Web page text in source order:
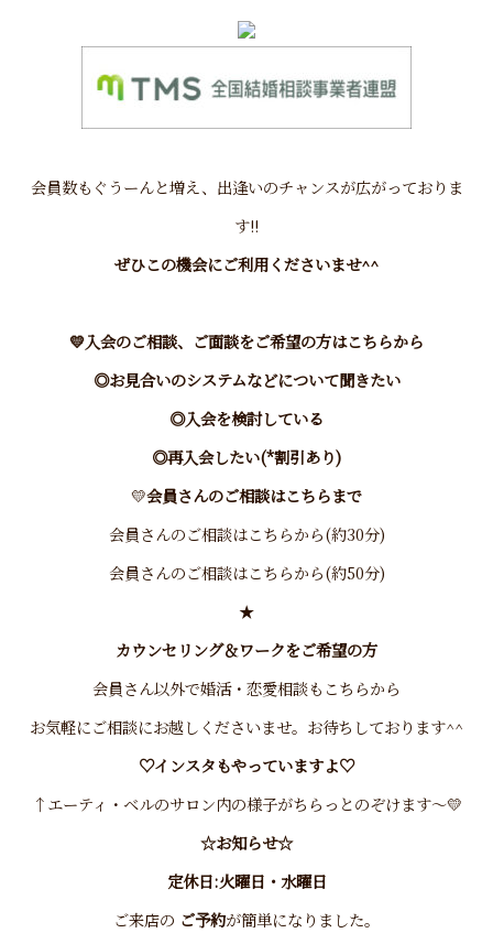
会員数もぐうーんと増え、出逢いのチャンスが広がっておりま
す!!
ぜひこの機会にご利用くださいませ^^
💛入会のご相談、ご面談をご希望の方はこちらから
◎お見合いのシステムなどについて聞きたい
◎入会を検討している
◎再入会したい(*割引あり)
💛会員さんのご相談はこちらまで
会員さんのご相談はこちらから(約30分)
会員さんのご相談はこちらから(約50分)
★
カウンセリング＆ワークをご希望の方
会員さん以外で婚活・恋愛相談もこちらから
お気軽にご相談にお越しくださいませ。お待ちしております^^
♡インスタもやっていますよ♡
↑エーティ・ベルのサロン内の様子がちらっとのぞけます～💛
☆お知らせ☆
定休日:火曜日・水曜日
ご来店の ご予約が簡単になりました。